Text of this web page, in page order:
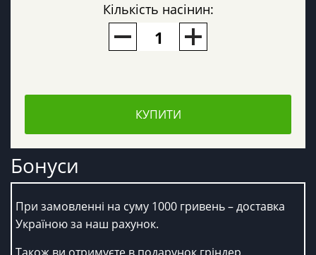
Кількість насінин:
КУПИТИ
Бонуси
При замовленні на суму 1000 гривень – доставка
Україною за наш рахунок.